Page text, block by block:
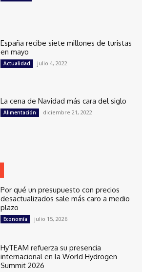
España recibe siete millones de turistas
en mayo
Actualidad julio 4, 2022
La cena de Navidad más cara del siglo
Alimentación diciembre 21, 2022
Por qué un presupuesto con precios
desactualizados sale más caro a medio
plazo
Economía julio 15, 2026
HyTEAM refuerza su presencia
internacional en la World Hydrogen
Summit 2026